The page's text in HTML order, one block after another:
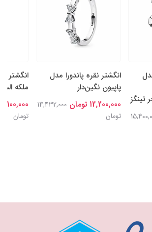
تینگز
انگشتر نقره پاندورا مدل
پاپیون نگین‌دار
12,200,000 تومان
14,432,000
تومان
انگشتر
ملکه
15,100,000
تومان